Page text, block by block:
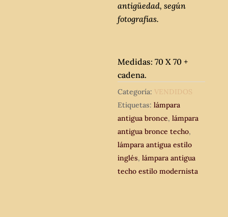
antigüedad, según
fotografías.
Medidas: 70 X 70 +
cadena.
Categoría: VENDIDOS
Etiquetas:lámpara
antigua bronce,lámpara
antigua bronce techo,
lámpara antigua estilo
inglés,lámpara antigua
techo estilo modernista